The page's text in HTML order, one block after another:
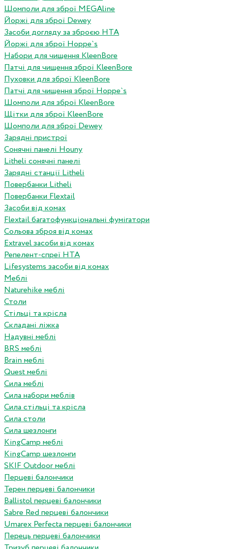
Шомполи для зброї MEGAline
Йоржі для зброї Dewey
Засоби догляду за зброєю HTA
Йоржі для зброї Hoppe`s
Набори для чищення KleenBore
Патчі для чищення зброї KleenBore
Пуховки для зброї KleenBore
Патчі для чищення зброї Hoppe`s
Шомполи для зброї KleenBore
Щітки для зброї KleenBore
Шомполи для зброї Dewey
Зарядні пристрої
Сонячні панелі Houny
Litheli сонячні панелі
Зарядні станції Litheli
Повербанки Litheli
Повербанки Flextail
Засоби від комах
Flextail багатофункціональні фумігатори
Сольова зброя від комах
Extravel засоби від комах
Репелент-спреї HTA
Lifesystems засоби від комах
Меблі
Naturehike меблі
Столи
Стільці та крісла
Складані ліжка
Надувні меблі
BRS меблі
Brain меблі
Quest меблі
Сила меблі
Сила набори меблів
Сила стільці та крісла
Сила столи
Сила шезлонги
KingCamp меблі
KingCamp шезлонги
SKIF Outdoor меблі
Перцеві балончики
Терен перцеві балончики
Ballistol перцеві балончики
Sabre Red перцеві балончики
Umarex Perfecta перцеві балончики
Перець перцеві балончики